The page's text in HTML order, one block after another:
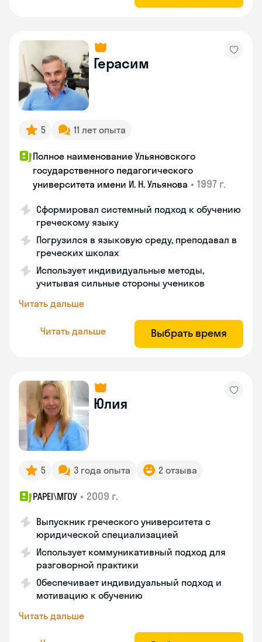
Герасим
5 11 лет опыта
Полное наименование Ульяновского
государственного педагогического
университета имени И. Н. Ульянова • 1997 г.
Сформировал системный подход к обучению
греческому языку
Погрузился в языковую среду, преподавал в
греческих школах
Использует индивидуальные методы,
учитывая сильные стороны учеников
Читать дальше
Читать дальше Выбрать время
Юлия
5 3 года опыта 2 отзыва
PAPEI\MГОУ • 2009 г.
Выпускник греческого университета с
юридической специализацией
Использует коммуникативный подход для
разговорной практики
Обеспечивает индивидуальный подход и
мотивацию к обучению
Читать дальше